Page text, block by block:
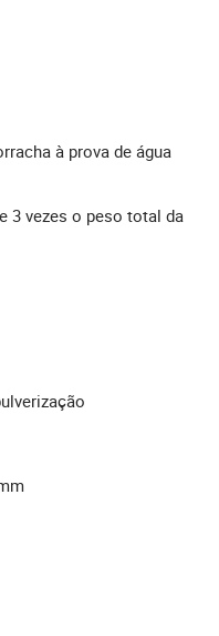
à prova de água
3 vezes o peso total da